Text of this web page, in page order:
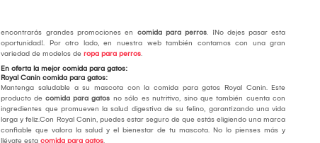
encontrarás grandes promociones en comida para perros. ¡No dejes pasar esta
oportunidad!. Por otro lado, en nuestra web también contamos con una gran
variedad de modelos deropa para perros.
En oferta la mejor comida para gatos:
Royal Canin comida para gatos:
Mantenga saludable a su mascota con la comida para gatos Royal Canin. Este
producto decomida para gatos no sólo es nutritivo, sino que también cuenta con
ingredientes que promueven la salud digestiva de su felino, garantizando una vida
larga y feliz.Con Royal Canin, puedes estar seguro de que estás eligiendo una marca
confiable que valora la salud y el bienestar de tu mascota. No lo pienses más y
llévate estacomida para gatos.